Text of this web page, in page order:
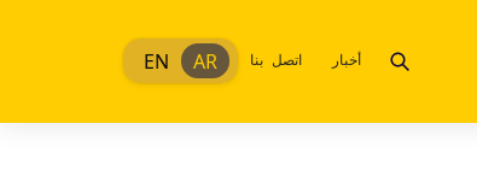
أخبار اتصل بنا AR
EN